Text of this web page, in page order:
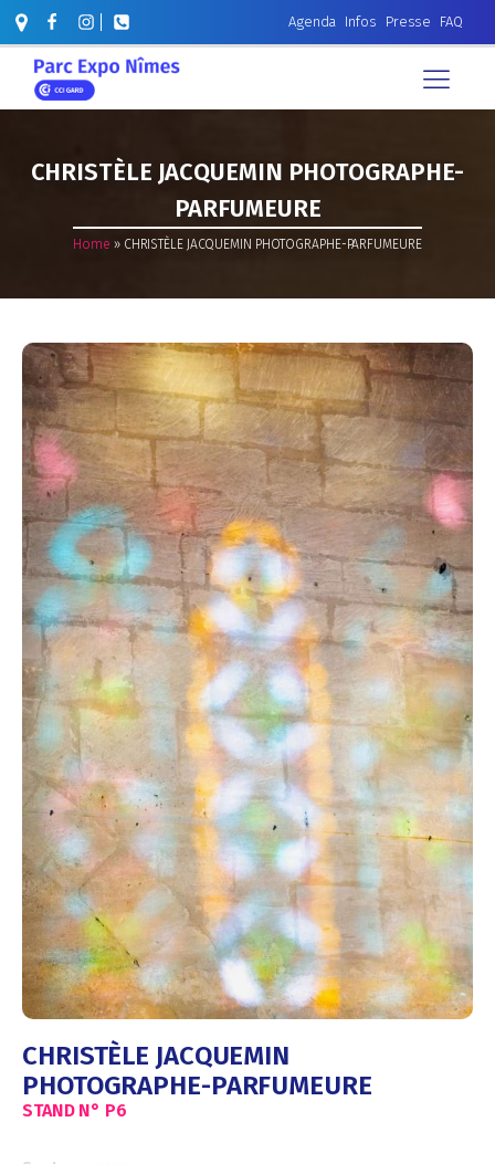
Agenda Infos Presse FAQ
CHRISTÈLE JACQUEMIN PHOTOGRAPHE-
PARFUMEURE
Home » CHRISTÈLE JACQUEMIN PHOTOGRAPHE-PARFUMEURE
CHRISTÈLE JACQUEMIN
PHOTOGRAPHE-PARFUMEURE
STAND N° P6